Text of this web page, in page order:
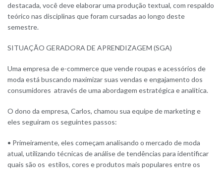
destacada, você deve elaborar uma produção textual, com respaldo
teórico nas disciplinas que foram cursadas ao longo deste
semestre.
SITUAÇÃO GERADORA DE APRENDIZAGEM (SGA)
Uma empresa de e-commerce que vende roupas e acessórios de
moda está buscando maximizar suas vendas e engajamento dos
consumidores através de uma abordagem estratégica e analítica.
O dono da empresa, Carlos, chamou sua equipe de marketing e
eles seguiram os seguintes passos:
• Primeiramente, eles começam analisando o mercado de moda
atual, utilizando técnicas de análise de tendências para identificar
quais são os estilos, cores e produtos mais populares entre os